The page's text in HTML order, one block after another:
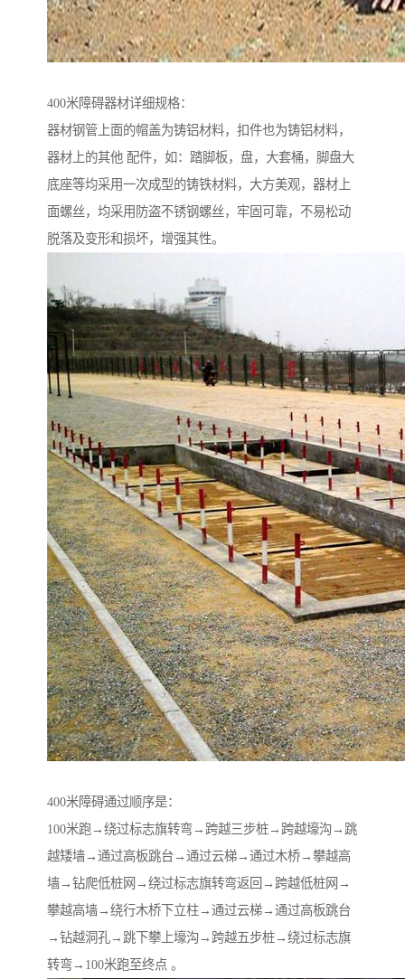
400米障碍器材详细规格：
器材钢管上面的帽盖为铸铝材料，扣件也为铸铝材料，
器材上的其他 配件，如：踏脚板，盘，大套桶，脚盘大
底座等均采用一次成型的铸铁材料，大方美观，器材上
面螺丝，均采用防盗不锈钢螺丝，牢固可靠，不易松动
脱落及变形和损坏，增强其性。
400米障碍通过顺序是：
100米跑→绕过标志旗转弯→跨越三步桩→跨越壕沟→跳
越矮墙→通过高板跳台→通过云梯→通过木桥→攀越高
墙→钻爬低桩网→绕过标志旗转弯返回→跨越低桩网→
攀越高墙→绕行木桥下立柱→通过云梯→通过高板跳台
→钻越洞孔→跳下攀上壕沟→跨越五步桩→绕过标志旗
转弯→100米跑至终点 。